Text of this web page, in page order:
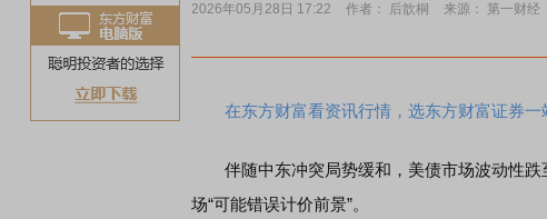
2026年05月28日 17:22 作者： 后歆桐 来源： 第一财经
在东方财富看资讯行情，选东方财富证券一
伴随中东冲突局势缓和，美债市场波动性跌
场“可能错误计价前景”。